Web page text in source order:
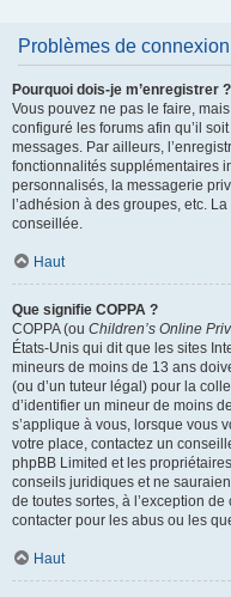
Problèmes de
Pourquoi dois-je m’enregistrer ?
Vous pouvez ne pas le faire,
configuré les forums afin qu’il
messages. Par ailleurs,
fonctionnalités supplémentaires
personnalisés, la messagerie
l’adhésion à des groupes, etc.
conseillée.
Haut
Que signifie COPPA ?
COPPA (ou Children’s Online
États-Unis qui dit que les sites
mineurs de moins de 13 ans
(ou d’un tuteur légal) pour la
d’identifier un mineur de moins
s’applique à vous, lorsque vous
votre place, contactez un
phpBB Limited et les
conseils juridiques et ne
de toutes sortes, à l’exception
contacter pour les abus ou les
Haut